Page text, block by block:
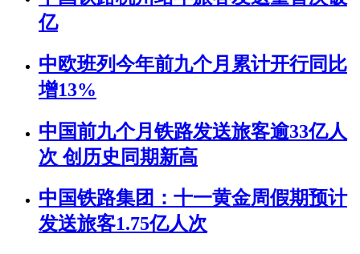
亿
中欧班列今年前九个月累计开行同比
增13%
中国前九个月铁路发送旅客逾33亿人
次 创历史同期新高
中国铁路集团：十一黄金周假期预计
发送旅客1.75亿人次